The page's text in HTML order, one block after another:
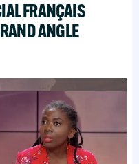
FRANÇAIS
ANGLE